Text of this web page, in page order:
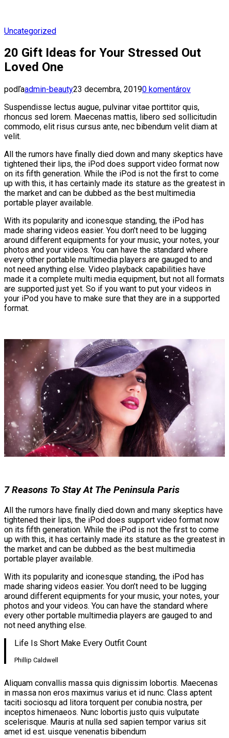
Uncategorized
20 Gift Ideas for Your Stressed Out
Loved One
podľaadmin-beauty23 decembra, 20190 komentárov
Suspendisse lectus augue, pulvinar vitae porttitor quis,
rhoncus sed lorem. Maecenas mattis, libero sed sollicitudin
commodo, elit risus cursus ante, nec bibendum velit diam at
velit.
All the rumors have finally died down and many skeptics have
tightened their lips, the iPod does support video format now
on its fifth generation. While the iPod is not the first to come
up with this, it has certainly made its stature as the greatest in
the market and can be dubbed as the best multimedia
portable player available.
With its popularity and iconesque standing, the iPod has
made sharing videos easier. You don’t need to be lugging
around different equipments for your music, your notes, your
photos and your videos. You can have the standard where
every other portable multimedia players are gauged to and
not need anything else. Video playback capabilities have
made it a complete multi media equipment, but not all formats
are supported just yet. So if you want to put your videos in
your iPod you have to make sure that they are in a supported
format.
7 Reasons To Stay At The Peninsula Paris
All the rumors have finally died down and many skeptics have
tightened their lips, the iPod does support video format now
on its fifth generation. While the iPod is not the first to come
up with this, it has certainly made its stature as the greatest in
the market and can be dubbed as the best multimedia
portable player available.
With its popularity and iconesque standing, the iPod has
made sharing videos easier. You don’t need to be lugging
around different equipments for your music, your notes, your
photos and your videos. You can have the standard where
every other portable multimedia players are gauged to and
not need anything else.
Life Is Short Make Every Outfit Count
Phillip Caldwell
Aliquam convallis massa quis dignissim lobortis. Maecenas
in massa non eros maximus varius et id nunc. Class aptent
taciti sociosqu ad litora torquent per conubia nostra, per
inceptos himenaeos. Nunc lobortis justo quis vulputate
scelerisque. Mauris at nulla sed sapien tempor varius sit
amet id est. uisque venenatis bibendum